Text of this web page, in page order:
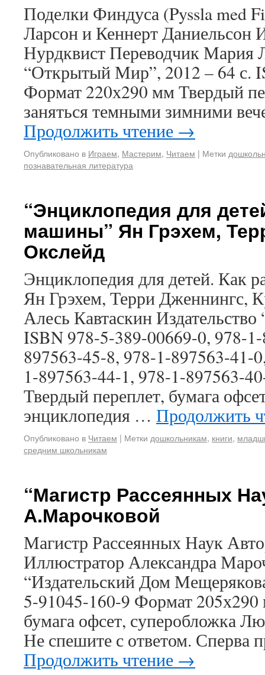
Поделки Финдуса (Pyssla med
Ларсон и Кеннерт Даниельсон
Нурдквист Переводчик Мария
“Открытый Мир”, 2012 – 64 с.
Формат 220х290 мм Твердый
заняться темными зимними
Продолжить чтение →
Опубликовано в Играем, Мастерим, Читаем | Метки
познавательная литература
“Энциклопедия для
машины” Ян Грэхем,
Окслейд
Энциклопедия для детей. Как
Ян Грэхем, Терри Дженнингс,
Алесь Кавтаскин
ISBN 978-5-389-00669-0, 978-
897563-45-8, 978-1-897563-41-
1-897563-44-1, 978-1-897563-
Твердый переплет, бумага
энциклопедия … Продолжить
Опубликовано в Читаем | Метки дошкольникам, книги,
средним школьникам
“Магистр Рассеянных
А.Марочковой
Магистр Рассеянных Наук
Иллюстратор Александра
“Издательский Дом
5-91045-160-9 Формат
бумага офсет, суперобложка
Не спешите с ответом. Сперва
Продолжить чтение →